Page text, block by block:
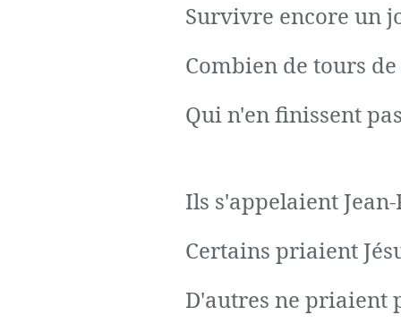
Survivre encore un
Combien de tours
Qui n'en finissent
Ils s'appelaient
Certains priaient
D'autres ne priaient